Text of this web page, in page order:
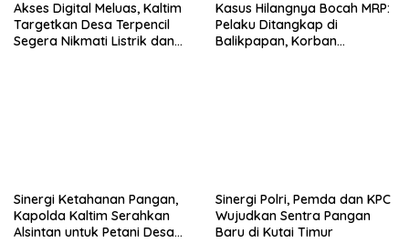
Akses Digital Meluas, Kaltim
Targetkan Desa Terpencil
Segera Nikmati Listrik dan
Kasus Hilangnya Bocah MRP:
Pelaku Ditangkap di
Balikpapan, Korban
Sinergi Ketahanan Pangan,
Kapolda Kaltim Serahkan
Alsintan untuk Petani Desa
Sinergi Polri, Pemda dan KPC
Wujudkan Sentra Pangan
Baru di Kutai Timur